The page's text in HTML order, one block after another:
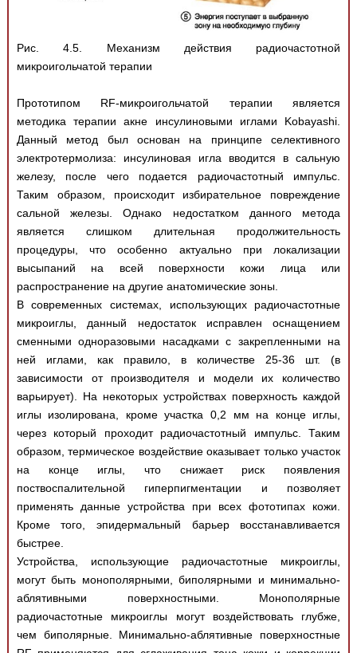
Рис. 4.5. Механизм действия радиочастотной
микроигольчатой терапии
Прототипом RF-микроигольчатой терапии является
методика терапии акне инсулиновыми иглами Kobayashi.
Данный метод был основан на принципе селективного
электротермолиза: инсулиновая игла вводится в сальную
железу, после чего подается радиочастотный импульс.
Таким образом, происходит избирательное повреждение
сальной железы. Однако недостатком данного метода
является слишком длительная продолжительность
процедуры, что особенно актуально при локализации
высыпаний на всей поверхности кожи лица или
распространение на другие анатомические зоны.
В современных системах, использующих радиочастотные
микроиглы, данный недостаток исправлен оснащением
сменными одноразовыми насадками с закрепленными на
ней иглами, как правило, в количестве 25-36 шт. (в
зависимости от производителя и модели их количество
варьирует). На некоторых устройствах поверхность каждой
иглы изолирована, кроме участка 0,2 мм на конце иглы,
через который проходит радиочастотный импульс. Таким
образом, термическое воздействие оказывает только участок
на конце иглы, что снижает риск появления
поствоспалительной гиперпигментации и позволяет
применять данные устройства при всех фототипах кожи.
Кроме того, эпидермальный барьер восстанавливается
быстрее.
Устройства, использующие радиочастотные микроиглы,
могут быть монополярными, биполярными и минимально-
аблятивными поверхностными. Монополярные
радиочастотные микроиглы могут воздействовать глубже,
чем биполярные. Минимально-аблятивные поверхностные